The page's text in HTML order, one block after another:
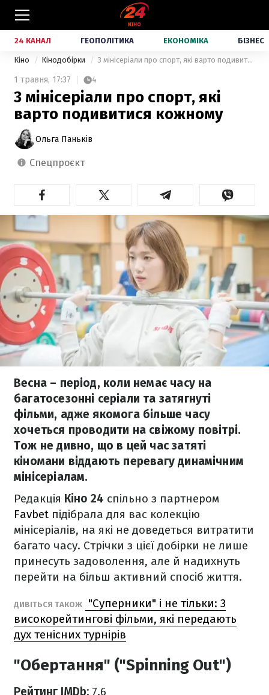
24 КАНАЛ ГЕОПОЛІТИКА ЕКОНОМІКА БІЗНЕС
Кіно Кінодобірки 3 мінісеріали про спорт, які варто подивитися кожному
1 травня, 17:37 4
3 мінісеріали про спорт, які
варто подивитися кожному
Ольга Паньків
спецпроєкт
Весна – період, коли немає часу на
багатосезонні серіали та затягнуті
фільми, адже якомога більше часу
хочеться проводити на свіжому повітрі.
Тож не дивно, що в цей час затяті
кіномани віддають перевагу динамічним
мінісеріалам.
Редакція Кіно 24 спільно з партнером
Favbet підібрала для вас колекцію
мінісеріалів, на які не доведеться витратити
багато часу. Стрічки з цієї добірки не лише
принесуть задоволення, але й надихнуть
перейти на більш активний спосіб життя.
ДИВІТЬСЯ ТАКОЖ
"Суперники" і не тільки: 3
високорейтингові фільми, які передають
дух тенісних турнірів
"Обертання" ("Spinning Out")
Рейтинг IMDb: 7.6